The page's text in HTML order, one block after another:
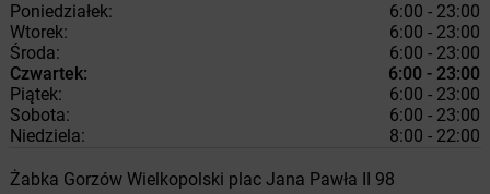
Poniedziałek:
6:00 - 23:00
Wtorek:
6:00 - 23:00
Środa:
6:00 - 23:00
Czwartek:
6:00 - 23:00
Piątek:
6:00 - 23:00
Sobota:
6:00 - 23:00
Niedziela:
8:00 - 22:00
Żabka Gorzów Wielkopolski plac Jana Pawła II 98